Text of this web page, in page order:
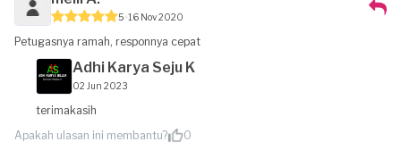
5 16 Nov 2020
Petugasnya ramah, responnya cepat
Adhi Karya Seju K
02 Jun 2023
terimakasih
Apakah ulasan ini membantu?
0